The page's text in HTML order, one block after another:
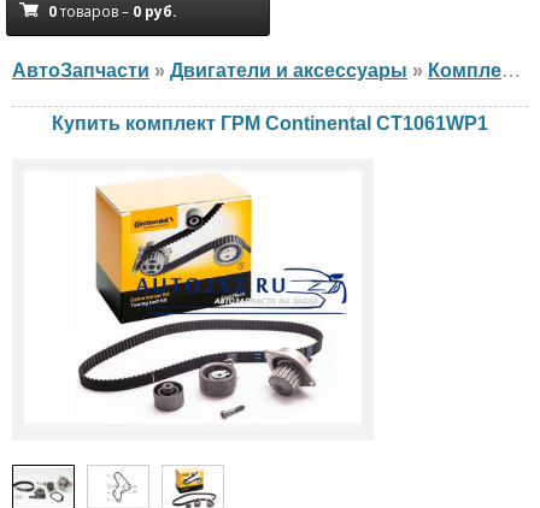
0товаров – 0 руб.
АвтоЗапчасти » Двигатели и аксессуары » Комплект ГРМ
Купить комплект ГРМ Continental CT1061WP1